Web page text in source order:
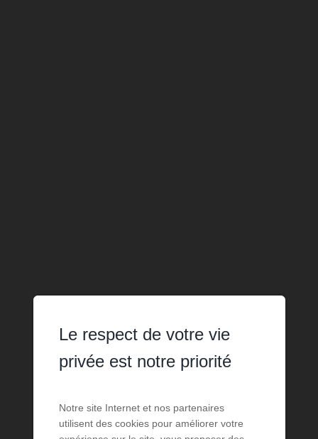
Le respect de votre vie
privée est notre priorité
Notre site Internet et nos partenaires
utilisent des cookies pour améliorer votre